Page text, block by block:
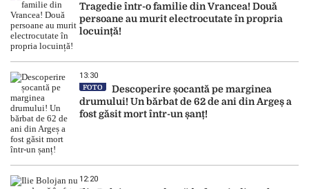
Tragedie într-o familie din Vrancea! Două
persoane au murit electrocutate în propria
locuință!
13:30
FOTO
Descoperire șocantă pe marginea
drumului! Un bărbat de 62 de ani din Argeș a
fost găsit mort într-un șanț!
12:20